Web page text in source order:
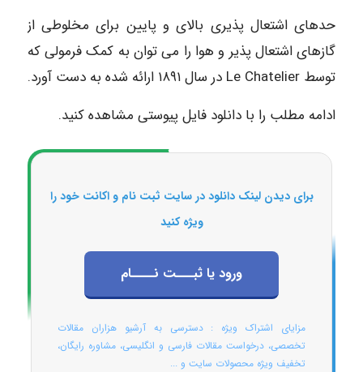
حدهای اشتعال پذیری بالای و پایین برای مخلوطی از
گازهای اشتعال پذیر و هوا را می توان به کمک فرمولی که
توسط Le Chatelier در سال ۱۸۹۱ ارائه شده به دست آورد.
ادامه مطلب را با دانلود فایل پیوستی مشاهده کنید.
برای دیدن لینک دانلود در سایت ثبت نام و اکانت خود را
ویژه کنید
ورود یا ثبـــت نــــام
مزایای اشتراک ویژه : دسترسی به آرشیو هزاران مقالات
تخصصی، درخواست مقالات فارسی و انگلیسی، مشاوره رایگان،
تخفیف ویژه محصولات سایت و ...